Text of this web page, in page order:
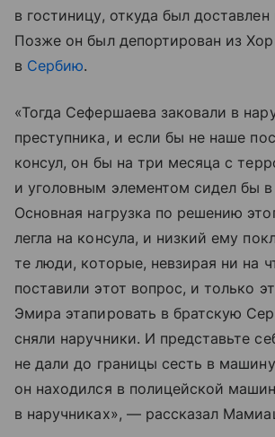
в гостиницу, откуда был доставлен
Позже он был депортирован из
в Сербию.
«Тогда Сефершаева заковали в
преступника, и если бы не наше
консул, он бы на три месяца с
и уголовным элементом сидел бы
Основная нагрузка по решению
легла на консула, и низкий ему
те люди, которые, невзирая ни на
поставили этот вопрос, и только
Эмира этапировать в братскую
сняли наручники. И представьте
не дали до границы сесть в
он находился в полицейской
в наручниках», — рассказал